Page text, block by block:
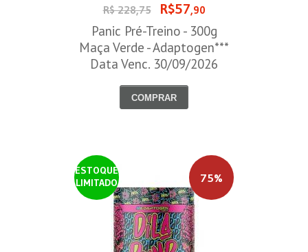
R$ 228,75 R$57,90
Panic Pré-Treino - 300g
Maça Verde - Adaptogen***
Data Venc. 30/09/2026
COMPRAR
ESTOQUE
LIMITADO
75%